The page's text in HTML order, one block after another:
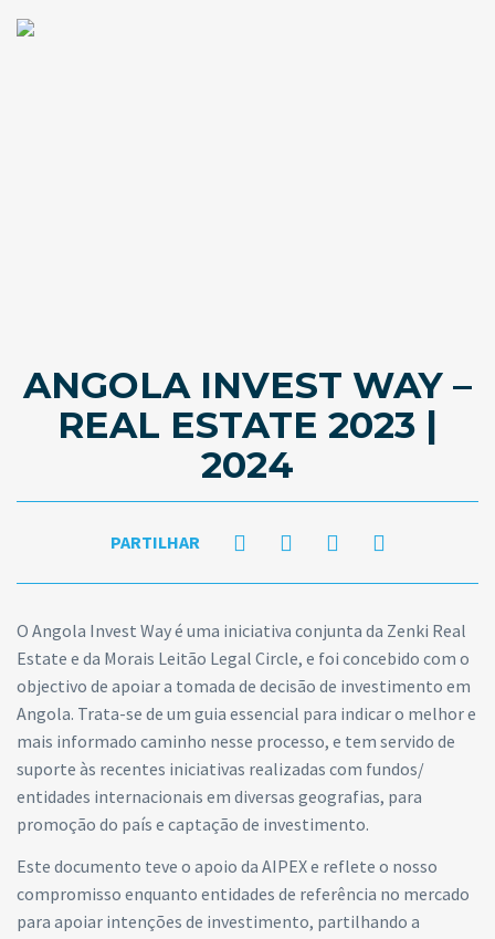
ANGOLA INVEST WAY –
REAL ESTATE 2023 |
2024
PARTILHAR
O Angola Invest Way é uma iniciativa conjunta da Zenki Real
Estate e da Morais Leitão Legal Circle, e foi concebido com o
objectivo de apoiar a tomada de decisão de investimento em
Angola. Trata-se de um guia essencial para indicar o melhor e
mais informado caminho nesse processo, e tem servido de
suporte às recentes iniciativas realizadas com fundos/
entidades internacionais em diversas geografias, para
promoção do país e captação de investimento.
Este documento teve o apoio da AIPEX e reflete o nosso
compromisso enquanto entidades de referência no mercado
para apoiar intenções de investimento, partilhando a